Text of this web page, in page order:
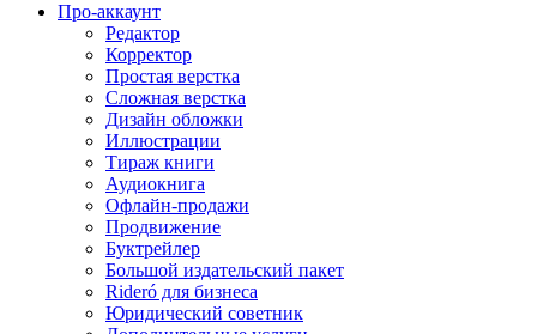
Про-аккаунт
Редактор
Корректор
Простая верстка
Сложная верстка
Дизайн обложки
Иллюстрации
Тираж книги
Аудиокнига
Офлайн-продажи
Продвижение
Буктрейлер
Большой издательский пакет
Rideró для бизнеса
Юридический советник